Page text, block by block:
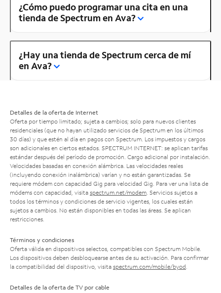
¿Cómo puedo programar una cita en una
tienda de Spectrum en Ava?
¿Hay una tienda de Spectrum cerca de mí
en Ava?
Detalles de la oferta de Internet
Oferta por tiempo limitado; sujeta a cambios; solo para nuevos clientes
residenciales (que no hayan utilizado servicios de Spectrum en los últimos
30 días) y que estén al día en pagos con Spectrum. Los impuestos y cargos
son adicionales en ciertos estados. SPECTRUM INTERNET: se aplican tarifas
estándar después del período de promoción. Cargo adicional por instalación.
Velocidades basadas en conexión alámbrica. Las velocidades reales
(incluyendo conexión inalámbrica) varían y no están garantizadas. Se
requiere módem con capacidad Gig para velocidad Gig. Para ver una lista de
módems con capacidad, visita spectrum.net/modem . Servicios sujetos a
todos los términos y condiciones de servicio vigentes, los cuales están
sujetos a cambios. No están disponibles en todas las áreas. Se aplican
restricciones.
Términos y condiciones
Oferta válida en dispositivos selectos, compatibles con Spectrum Mobile.
Los dispositivos deben desbloquearse antes de su activación. Para confirmar
la compatibilidad del dispositivo, visita spectrum.com/mobile/byod
Detalles de la oferta de TV por cable